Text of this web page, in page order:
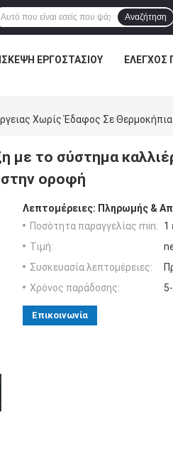
Αναζήτηση
ΕΡΓΟΣΤΑΣΊΟΥ ΈΛΕΓΧΟΣ
Χωρίς Έδαφος Σε
με το σύστημα
οροφή
Λεπτομέρειες: Πληρωμής &
Ποσότητα παραγγελίας min:
1
Τιμή:
Συσκευασία λεπτομέρειες:
Χρόνος παράδοσης:
Επικοινωνία